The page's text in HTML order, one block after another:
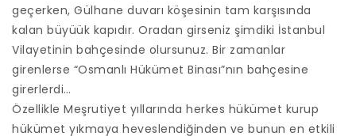
geçerken, Gülhane duvarı köşesinin tam karşısında
kalan büyüük kapıdır. Oradan girseniz şimdiki İstanbul
Vilayetinin bahçesinde olursunuz. Bir zamanlar
girenlerse “Osmanlı Hükümet Binası”nın bahçesine
girerlerdi…
Özellikle Meşrutiyet yıllarında herkes hükümet kurup
hükümet yıkmaya heveslendiğinden ve bunun en etkili